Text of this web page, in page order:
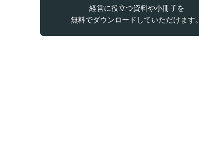
経営に役立つ資料や小冊子を
無料でダウンロードしていただけます。